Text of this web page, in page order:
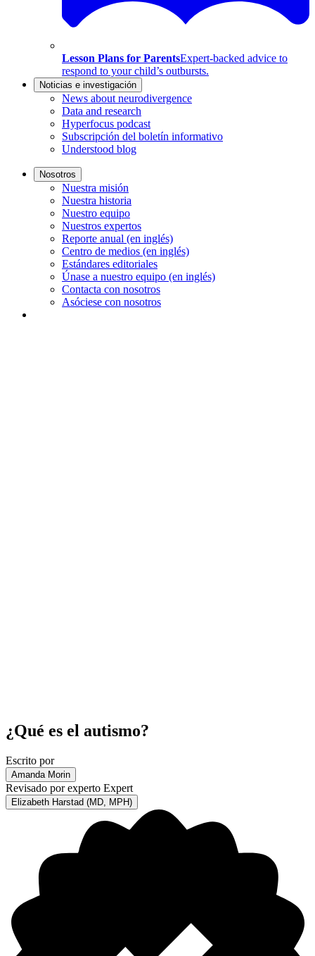
Lesson Plans for ParentsExpert-backed advice to
respond to your child’s outbursts.
Noticias e investigación
News about neurodivergence
Data and research
Hyperfocus podcast
Subscripción del boletín informativo
Understood blog
Nosotros
Nuestra misión
Nuestra historia
Nuestro equipo
Nuestros expertos
Reporte anual (en inglés)
Centro de medios (en inglés)
Estándares editoriales
Únase a nuestro equipo (en inglés)
Contacta con nosotros
Asóciese con nosotros
¿Qué es el autismo?
Escrito por
Amanda Morin
Revisado por experto Expert
Elizabeth Harstad (MD, MPH)